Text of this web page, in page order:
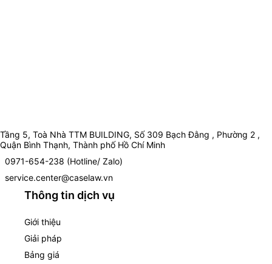
Tầng 5, Toà Nhà TTM BUILDING, Số 309 Bạch Đằng , Phường 2 ,
Quận Bình Thạnh, Thành phố Hồ Chí Minh
0971-654-238 (Hotline/ Zalo)
service.center@caselaw.vn
Thông tin dịch vụ
Giới thiệu
Giải pháp
Bảng giá